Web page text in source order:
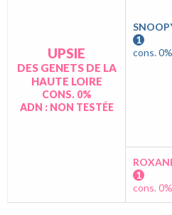
UPSIE
DES GENETS DE LA
HAUTE LOIRE
CONS. 0%
ADN : NON TESTÉE
1
cons. 0%
1
cons. 0%